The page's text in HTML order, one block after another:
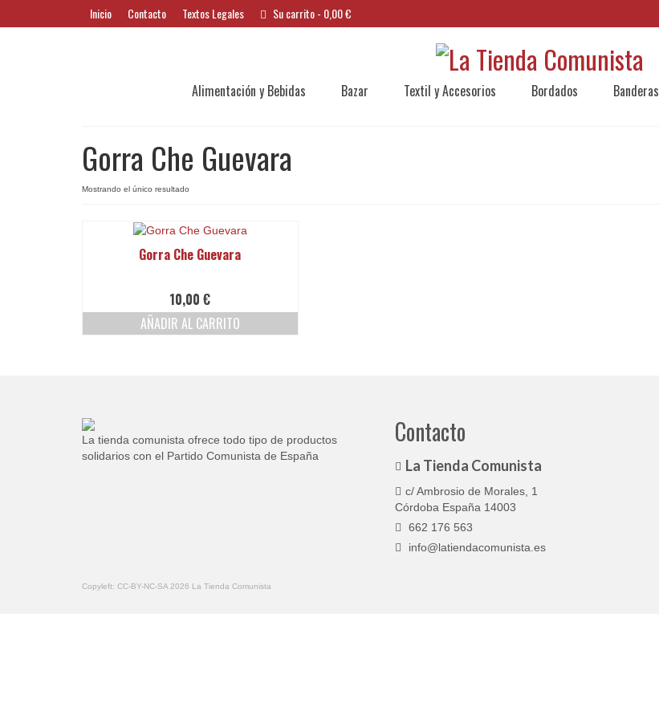
Inicio Contacto Textos Legales Su carrito- 0,00€
Alimentación y Bebidas Bazar Textil y Accesorios Bordados Banderas
Gorra Che Guevara
Mostrando el único resultado
Gorra Che Guevara
10,00€
AÑADIR AL CARRITO
La tienda comunista ofrece todo tipo de productos
solidarios con el Partido Comunista de España
Contacto
La Tienda Comunista
c/ Ambrosio de Morales, 1
Córdoba España 14003
662 176 563
info@latiendacomunista.es
Copyleft: CC-BY-NC-SA 2026 La Tienda Comunista